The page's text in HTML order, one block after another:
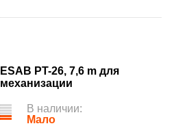
ESAB PT-26, 7,6 m для
механизации
В наличии:
Мало